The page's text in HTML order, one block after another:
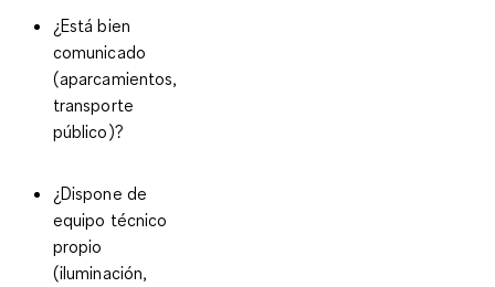
¿Está bien
comunicado
(aparcamientos,
transporte
público)?
¿Dispone de
equipo técnico
propio
(iluminación,